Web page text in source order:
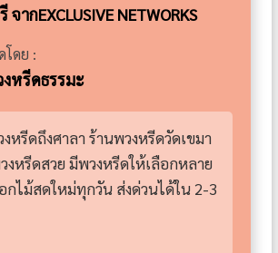
ากEXCLUSIVE NETWORKS
โดย :
หรีดธรรมะ
หรีดถึงศาลา ร้านพวงหรีดวัดเขมา
งหรีดสวย มีพวงหรีดให้เลือกหลาย
ไม้สดใหม่ทุกวัน ส่งด่วนได้ใน 2-3